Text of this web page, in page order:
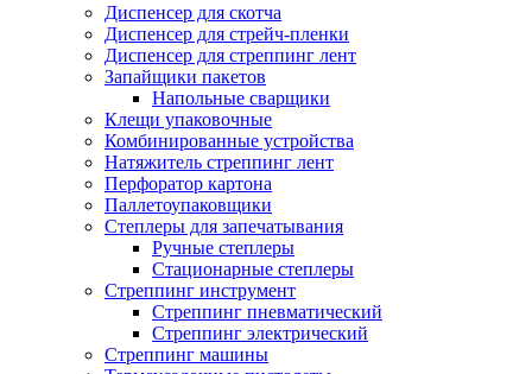
Диспенсер для скотча
Диспенсер для стрейч-пленки
Диспенсер для стреппинг лент
Запайщики пакетов
Напольные сварщики
Клещи упаковочные
Комбинированные устройства
Натяжитель стреппинг лент
Перфоратор картона
Паллетоупаковщики
Степлеры для запечатывания
Ручные степлеры
Стационарные степлеры
Стреппинг инструмент
Стреппинг пневматический
Стреппинг электрический
Стреппинг машины